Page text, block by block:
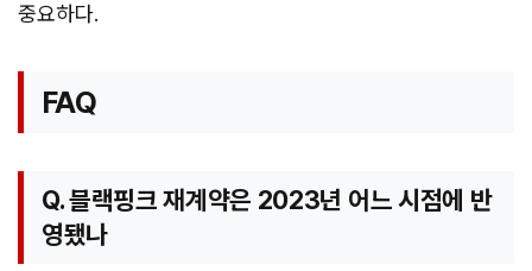
중요하다.
FAQ
Q. 블랙핑크 재계약은 2023년 어느 시점에 반
영됐나